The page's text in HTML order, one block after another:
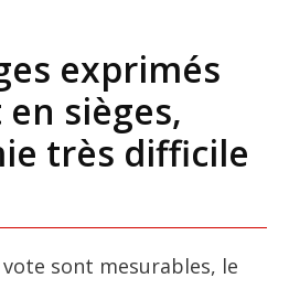
exprimés
sièges,
très difficile
sont mesurables, le